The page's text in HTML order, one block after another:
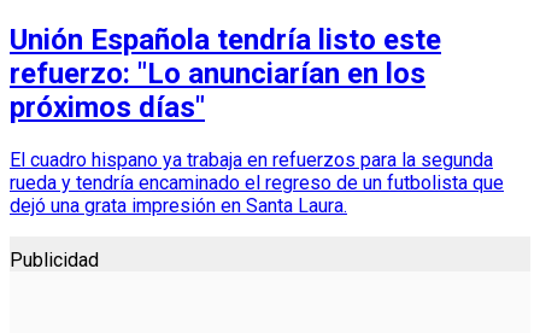
Unión Española tendría listo este
refuerzo: "Lo anunciarían en los
próximos días"
El cuadro hispano ya trabaja en refuerzos para la segunda
rueda y tendría encaminado el regreso de un futbolista que
dejó una grata impresión en Santa Laura.
Publicidad